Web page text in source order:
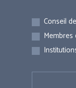
Inscriptions
Conseil